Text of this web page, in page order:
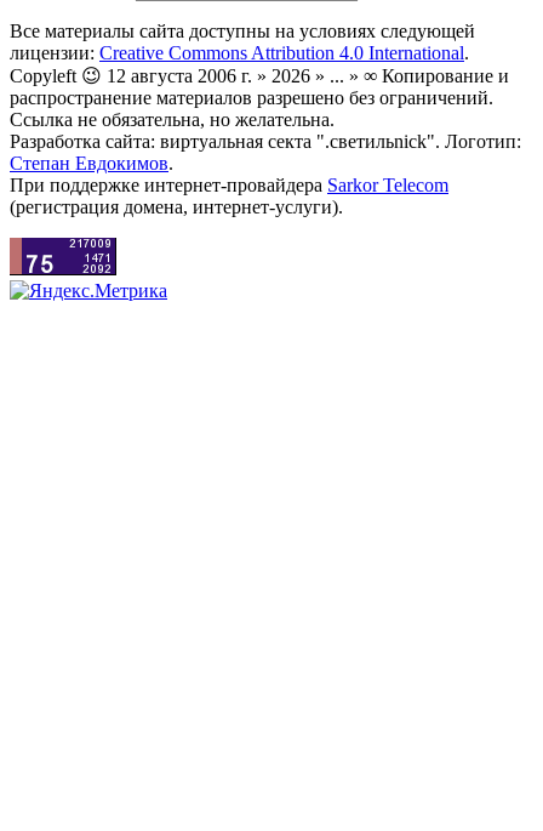
Все материалы сайта доступны на условиях следующей
лицензии: Creative Commons Attribution 4.0 International.
Copyleft 😉 12 августа 2006 г. » 2026 » ... » ∞ Копирование и
распространение материалов разрешено без ограничений.
Ссылка не обязательна, но желательна.
Разработка сайта: виртуальная секта ".светильnick". Логотип:
Степан Евдокимов.
При поддержке интернет-провайдера Sarkor Telecom
(регистрация домена, интернет-услуги).